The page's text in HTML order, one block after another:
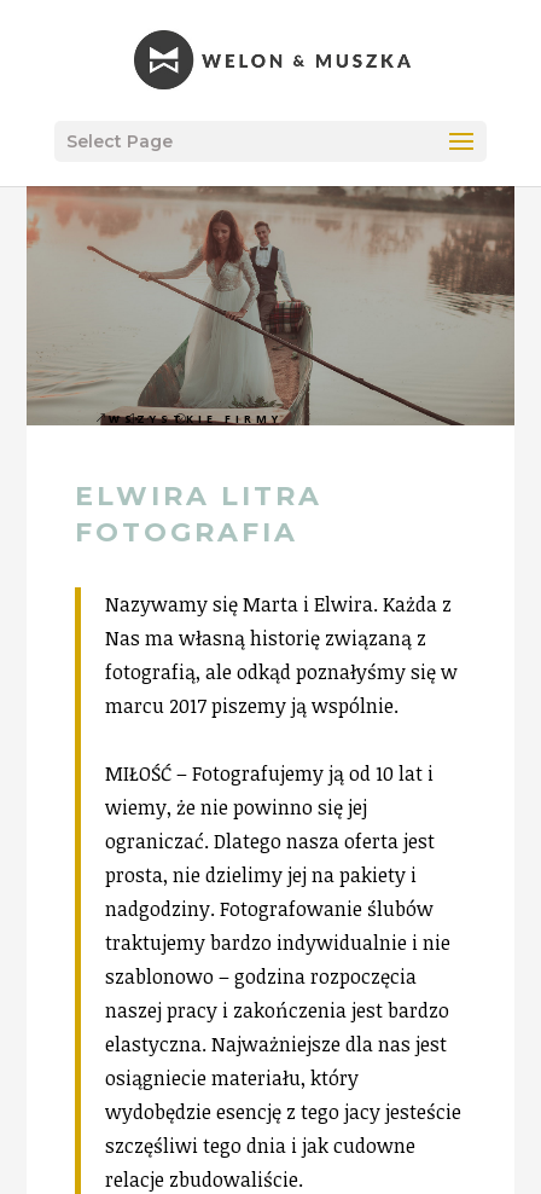
Select Page
WSZYSTKIE FIRMY
ELWIRA LITRA
FOTOGRAFIA
Nazywamy się Marta i Elwira. Każda z
Nas ma własną historię związaną z
fotografią, ale odkąd poznałyśmy się w
marcu 2017 piszemy ją wspólnie.
MIŁOŚĆ – Fotografujemy ją od 10 lat i
wiemy, że nie powinno się jej
ograniczać. Dlatego nasza oferta jest
prosta, nie dzielimy jej na pakiety i
nadgodziny. Fotografowanie ślubów
traktujemy bardzo indywidualnie i nie
szablonowo – godzina rozpoczęcia
naszej pracy i zakończenia jest bardzo
elastyczna. Najważniejsze dla nas jest
osiągniecie materiału, który
wydobędzie esencję z tego jacy jesteście
szczęśliwi tego dnia i jak cudowne
relacje zbudowaliście.